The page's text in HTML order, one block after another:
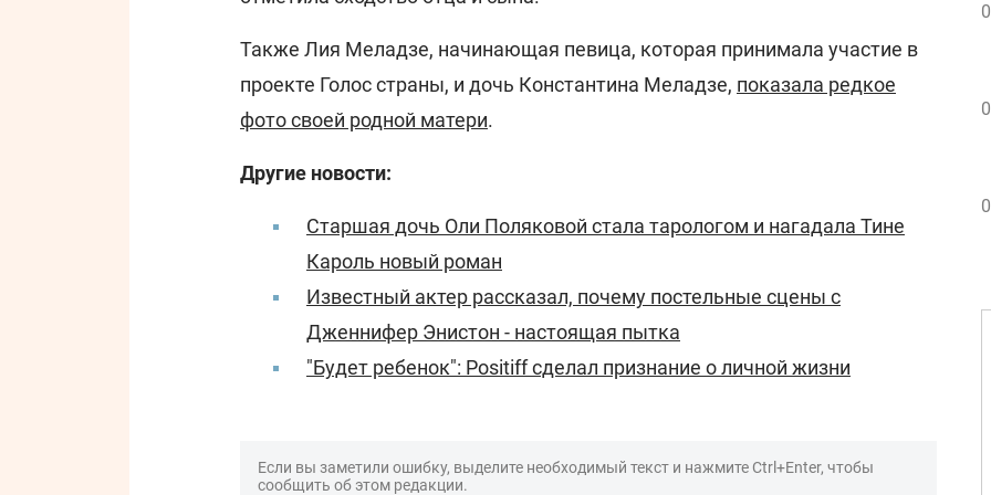
Также Лия Меладзе, начинающая певица, которая принимала участие в
проекте Голос страны, и дочь Константина Меладзе, показала редкое
фото своей родной матери.
Другие новости:
Старшая дочь Оли Поляковой стала тарологом и нагадала Тине
Кароль новый роман
Известный актер рассказал, почему постельные сцены с
Дженнифер Энистон - настоящая пытка
"Будет ребенок": Positiff сделал признание о личной жизни
Если вы заметили ошибку, выделите необходимый текст и нажмите Ctrl+Enter, чтобы
сообщить об этом редакции.